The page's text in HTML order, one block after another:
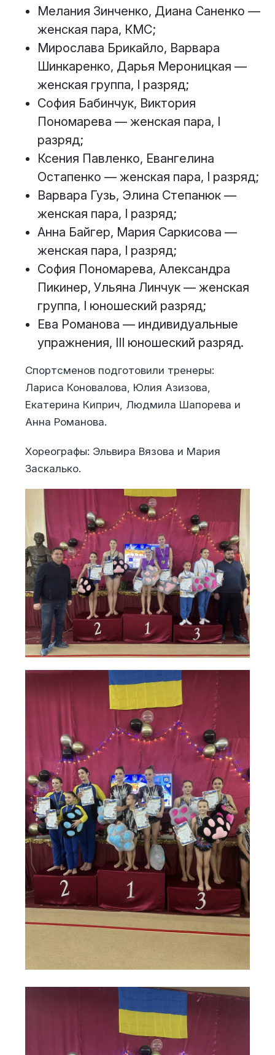
Мелания Зинченко, Диана Саненко —
женская пара, КМС;
Мирослава Брикайло, Варвара
Шинкаренко, Дарья Мероницкая —
женская группа, I разряд;
София Бабинчук, Виктория
Пономарева — женская пара, I
разряд;
Ксения Павленко, Евангелина
Остапенко — женская пара, I разряд;
Варвара Гузь, Элина Степанюк —
женская пара, I разряд;
Анна Байгер, Мария Саркисова —
женская пара, I разряд;
София Пономарева, Александра
Пикинер, Ульяна Линчук — женская
группа, I юношеский разряд;
Ева Романова — индивидуальные
упражнения, III юношеский разряд.
Спортсменов подготовили тренеры:
Лариса Коновалова, Юлия Азизова,
Екатерина Киприч, Людмила Шапорева и
Анна Романова.
Хореографы: Эльвира Вязова и Мария
Заскалько.